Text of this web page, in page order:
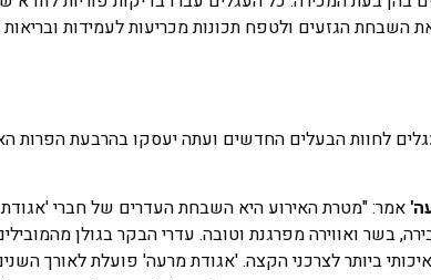
הגזעים ולטפח תכונות מכריעות לעמידות ובריאות
לחוות הבעלים החדשים ועתה יעסקו בהרבעת הפרות
אמר: "מטרת האירוע היא השבחת העדרים של חברי
בשר ואווירה מפרגנת וטובה. עדרי הבקר בגולן
ביותר לצרכני הקצה. 'אגודת מרעה' פועלת לאורך